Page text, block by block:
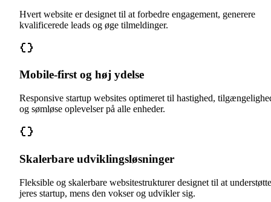
Hvert website er designet til at forbedre engagement, generere
kvalificerede leads og øge tilmeldinger.
Mobile-first og høj ydelse
Responsive startup websites optimeret til hastighed,
og sømløse oplevelser på alle enheder.
Skalerbare udviklingsløsninger
Fleksible og skalerbare websitestrukturer designet til at understøtte
jeres startup, mens den vokser og udvikler sig.